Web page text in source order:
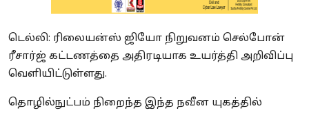
டெல்லி: ரிலையன்ஸ் ஜியோ நிறுவனம் செல்போன்
ரீசார்ஜ் கட்டணத்தை அதிரடியாக உயர்த்தி அறிவிப்பு
வெளியிட்டுள்ளது.
தொழில்நுட்பம் நிறைந்த இந்த நவீன யுகத்தில்